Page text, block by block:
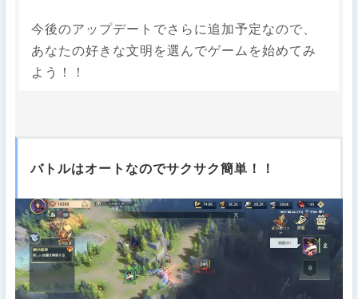
今後のアップデートでさらに追加予定なので、
あなたの好きな文明を選んでゲームを始めてみ
よう！！
バトルはオートなのでサクサク簡単！！